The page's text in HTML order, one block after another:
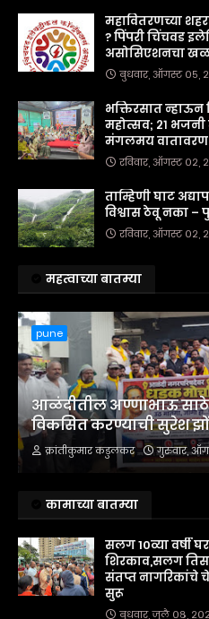
महावितरणच्या
? पिंपरी चिंचवड
असोसिएशनचा
बुधवार, ऑगस्ट ०५,
भक्तिरसात
महोत्सव; २१
मंगलमय वातावरण
रविवार, ऑगस्ट ०२,
ताम्हिणी घाट
विश्वास ठेवू नका –
रविवार, ऑगस्ट ०२,
महत्वाच्या बातम्या
pune
आळंदीतील अण्णाभाऊ
विकसित करण्याची सुरेश
क्रांतीकुमार कडुलकर गुरुवार,
कामाच्या बातम्या
सलग 10व्या वर्षी
शिरकाव,सलग
संतप्त नागरिकांचे
सुरू
बुधवार, जुलै ०८,